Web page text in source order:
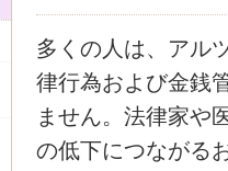
多くの人は、アル
律行為および金銭
ません。法律家や
の低下につながる